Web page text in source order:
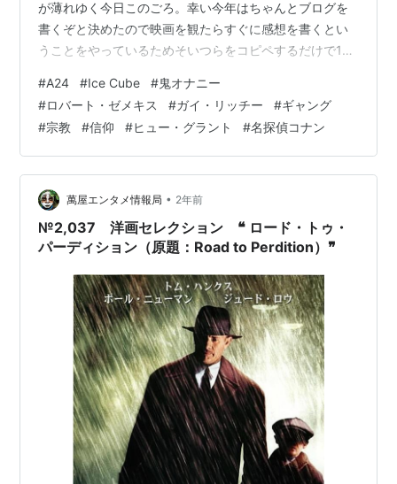
が薄れゆく今日このごろ。幸い今年はちゃんとブログを
書くぞと決めたので映画を観たらすぐに感想を書くとい
うことをやっているためそいつらをコピペするだけで1本
しかし全然観てないな。観たい作品はたくさんあるのに
な。やはり通勤時間が無駄だよなあ。カムバック、在宅
勤務。カムバック、コロナ禍。（不謹慎） ファッキンア
クセンチュア。 ←とばっちり 23. 終わりの鳥 24. HERE
時を越えて 25. アンジェントルメン 26. サイレントナ…
#A24 #Ice Cube #鬼オナニー
#ロバート・ゼメキス #ガイ・リッチー #ギャング
#宗教 #信仰 #ヒュー・グラント #名探偵コナン
萬屋エンタメ情報局 • 2年前
№2,037 洋画セレクション ❝ ロード・トゥ・
パーディション（原題：Road to Perdition）❞